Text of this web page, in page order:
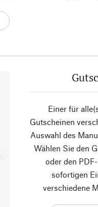
Einer für
Gutscheinen
Auswahl des
Wählen Sie den
oder den
sofortigen
verschiedene